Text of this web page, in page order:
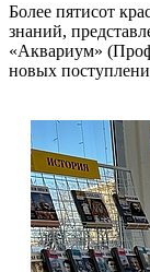
Более пятисот
знаний,
«Аквариум»
новых